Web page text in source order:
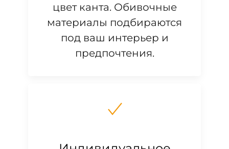
цвет канта. Обивочные
материалы подбираются
под ваш интерьер и
предпочтения.